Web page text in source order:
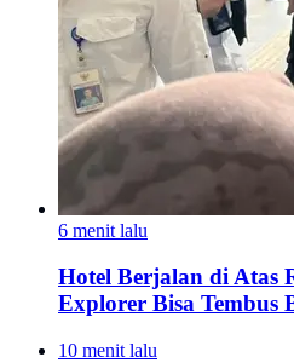
6 menit lalu
Hotel Berjalan di Atas
Explorer Bisa Tembus
10 menit lalu